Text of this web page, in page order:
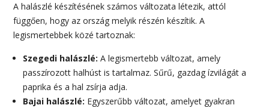
A halászlé készítésének számos változata létezik, attól
függően, hogy az ország melyik részén készítik. A
legismertebbek közé tartoznak:
Szegedi halászlé: A legismertebb változat, amely
passzírozott halhúst is tartalmaz. Sűrű, gazdag ízvilágát a
paprika és a hal zsírja adja.
Bajai halászlé: Egyszerűbb változat, amelyet gyakran